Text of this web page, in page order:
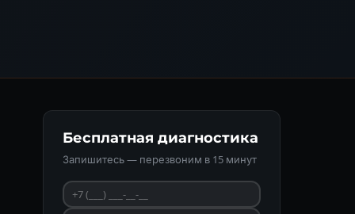
Бесплатная диагностика
Запишитесь — перезвоним в 15 минут